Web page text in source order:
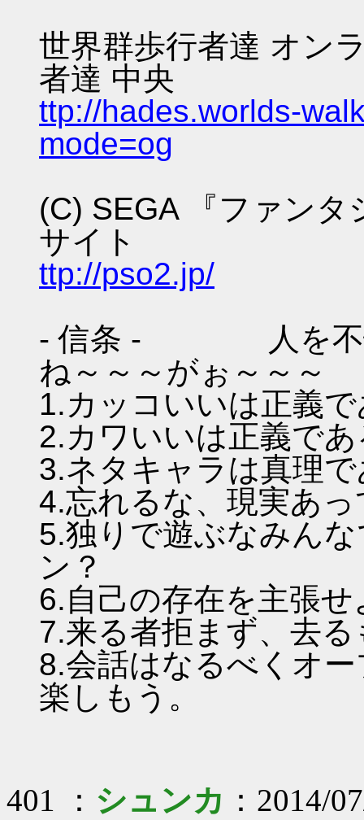
世界群歩行者達 オン
者達 中央
ttp://hades.worlds-
mode=og
(C) SEGA 『ファン
サイト
ttp://pso2.jp/
- 信条 - 人を不快
ね～～～がぉ～～～
1.カッコいいは正義
2.カワいいは正義で
3.ネタキャラは真理
4.忘れるな、現実あ
5.独りで遊ぶなみん
ン？
6.自己の存在を主張
7.来る者拒まず、去
8.会話はなるべくオ
楽しもう。
401 ： シュンカ ：2014/